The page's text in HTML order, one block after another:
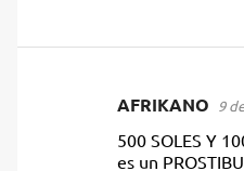
AFRIKANO 9
500 SOLES Y
es un